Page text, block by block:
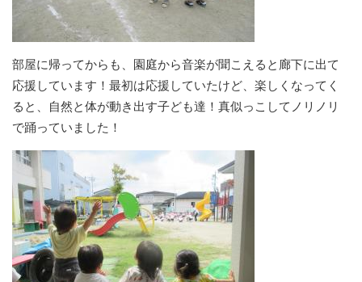
部屋に帰ってからも、園庭から音楽が聞こえると廊下に出て
応援しています！最初は応援していたけど、楽しくなってく
ると、自然と体が動き出す子ども達！真似っこしてノリノリ
で踊っていました！